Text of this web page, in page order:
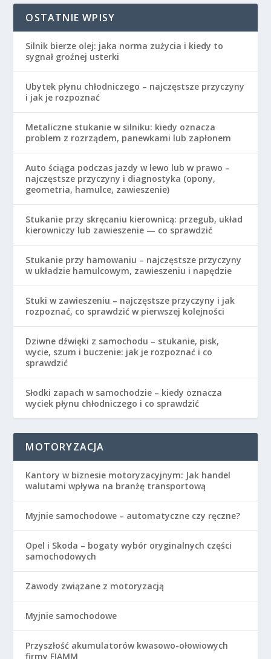
OSTATNIE WPISY
Silnik bierze olej: jaka norma zużycia i kiedy to
sygnał groźnej usterki
Ubytek płynu chłodniczego – najczęstsze przyczyny
i jak je rozpoznać
Metaliczne stukanie w silniku: kiedy oznacza
problem z rozrządem, panewkami lub zapłonem
Auto ściąga podczas jazdy w lewo lub w prawo –
najczęstsze przyczyny i diagnostyka (opony,
geometria, hamulce, zawieszenie)
Stukanie przy skręcaniu kierownicą: przegub, układ
kierowniczy lub zawieszenie — co sprawdzić
Stukanie przy hamowaniu – najczęstsze przyczyny
w układzie hamulcowym, zawieszeniu i napędzie
Stuki w zawieszeniu – najczęstsze przyczyny i jak
rozpoznać, co sprawdzić w pierwszej kolejności
Dziwne dźwięki z samochodu – stukanie, pisk,
wycie, szum i buczenie: jak je rozpoznać i co
sprawdzić
Słodki zapach w samochodzie – kiedy oznacza
wyciek płynu chłodniczego i co sprawdzić
MOTORYZACJA
Kantory w biznesie motoryzacyjnym: Jak handel
walutami wpływa na branżę transportową
Myjnie samochodowe – automatyczne czy ręczne?
Opel i Skoda – bogaty wybór oryginalnych części
samochodowych
Zawody związane z motoryzacją
Myjnie samochodowe
Przyszłość akumulatorów kwasowo-ołowiowych
firmy FIAMM